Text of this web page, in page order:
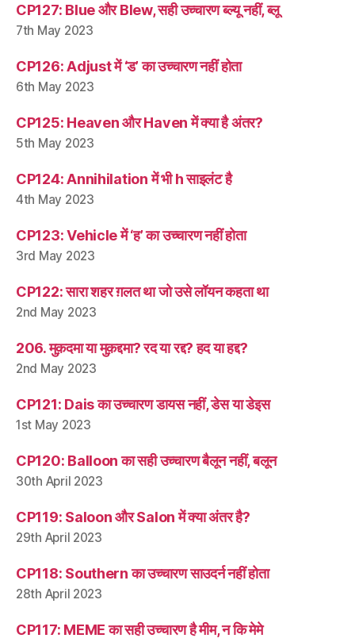
CP127: Blue और Blew, सही उच्चारण ब्ल्यू नहीं, ब्लू
7th May 2023
CP126: Adjust में ‘ड’ का उच्चारण नहीं होता
6th May 2023
CP125: Heaven और Haven में क्या है अंतर?
5th May 2023
CP124: Annihilation में भी h साइलंट है
4th May 2023
CP123: Vehicle में ‘ह’ का उच्चारण नहीं होता
3rd May 2023
CP122: सारा शहर ग़लत था जो उसे लॉयन कहता था
2nd May 2023
206. मुक़दमा या मुक़द्दमा? रद या रद्द? हद या हद्द?
2nd May 2023
CP121: Dais का उच्चारण डायस नहीं, डेस या डेइस
1st May 2023
CP120: Balloon का सही उच्चारण बैलून नहीं, बलून
30th April 2023
CP119: Saloon और Salon में क्या अंतर है?
29th April 2023
CP118: Southern का उच्चारण साउदर्न नहीं होता
28th April 2023
CP117: MEME का सही उच्चारण है मीम, न कि मेमे